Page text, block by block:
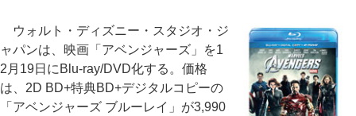
ウォルト・ディズニー・スタジオ・ジ
ャパンは、映画「アベンジャーズ」を1
2月19日にBlu-ray/DVD化する。価格
は、2D BD+特典BD+デジタルコピーの
「アベンジャーズ ブルーレイ」が3,990